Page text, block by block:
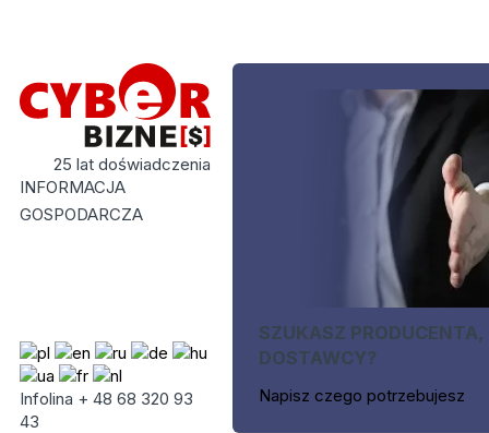
25 lat doświadczenia
INFORMACJA
GOSPODARCZA
Infolina + 48 68 320 93
43
SZUKASZ PRODUCENTA,
DOSTAWCY?
Napisz czego potrzebujesz